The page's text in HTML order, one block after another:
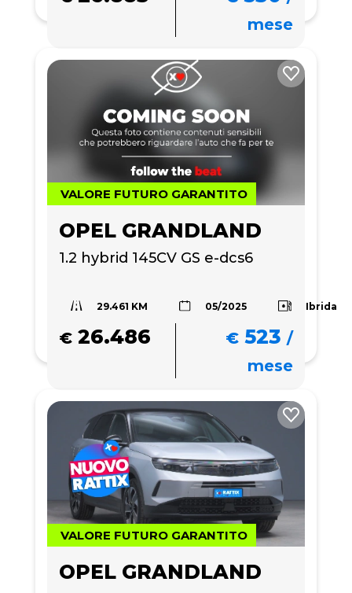
mese
VALORE FUTURO GARANTITO
OPEL GRANDLAND
1.2 hybrid 145CV GS e-dcs6
29.461 KM 05/2025 Ibrida
€ 26.486 € 523 /
mese
VALORE FUTURO GARANTITO
OPEL GRANDLAND